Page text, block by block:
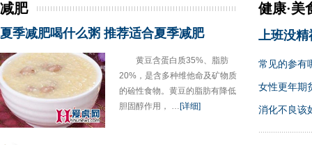
减肥
夏季减肥喝什么粥 推荐适合夏季减肥
黄豆含蛋白质35%、脂肪
20%，是含多种维他命及矿物质
的硷性食物。黄豆的脂肪有降低
胆固醇作用， …[详细]
健康·美
上班没精
常见的参有
女性更年期
消化不良该